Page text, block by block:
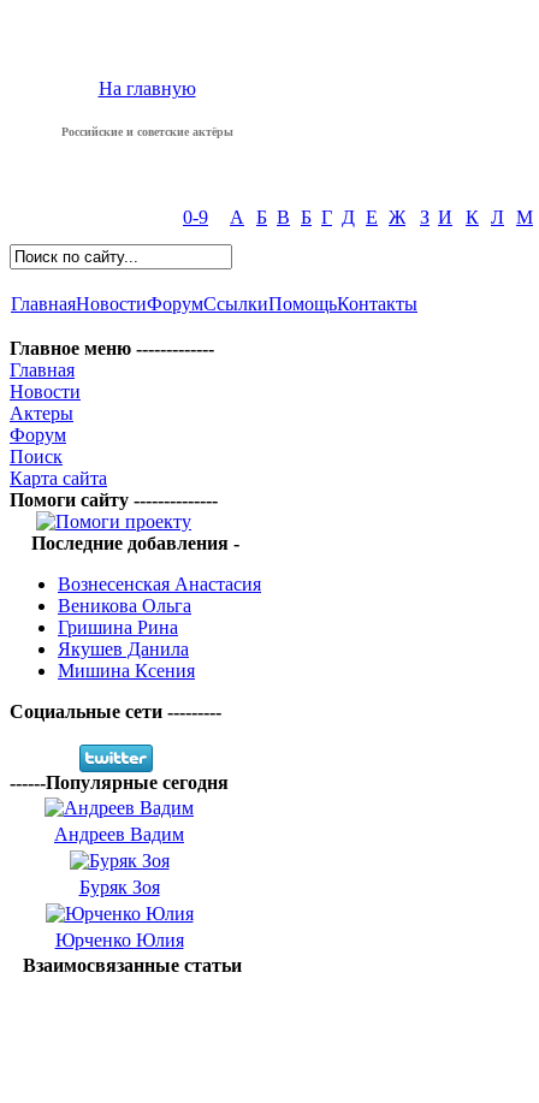
На главную
Российские и советские актёры
0-9 А Б В Б Г Д Е Ж З И К Л М
ГлавнаяНовостиФорумСсылкиПомощьКонтакты
Главное меню -------------
Главная
Новости
Актеры
Форум
Поиск
Карта сайта
Помоги сайту --------------
Последние добавления -
Вознесенская Анастасия
Веникова Ольга
Гришина Рина
Якушев Данила
Мишина Ксения
Социальные сети ---------
------Популярные сегодня
Андреев Вадим
Буряк Зоя
Юрченко Юлия
Взаимосвязанные статьи